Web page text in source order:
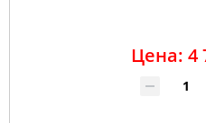
Цена: 4